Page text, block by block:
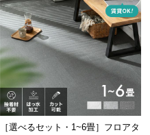
［選べるセット・1~6畳］フロアタ